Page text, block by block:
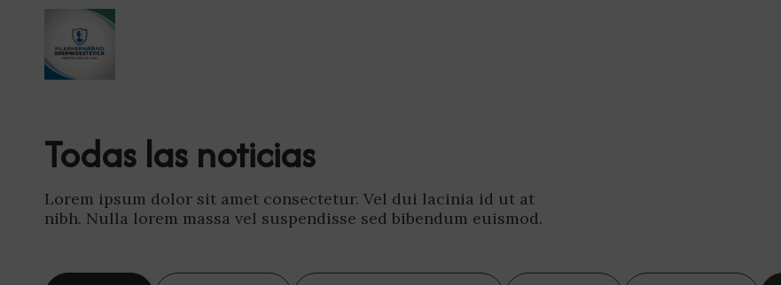
Todas las noticias
Lorem ipsum dolor sit amet consectetur. Vel dui lacinia id ut at
nibh. Nulla lorem massa vel suspendisse sed bibendum euismod.